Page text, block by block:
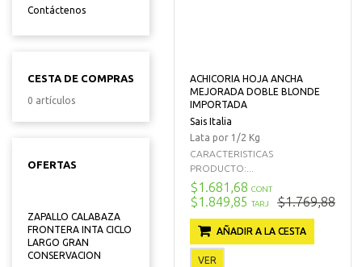
Contáctenos
CESTA DE COMPRAS
0 artículos
OFERTAS
ZAPALLO CALABAZA
FRONTERA INTA CICLO
LARGO GRAN
CONSERVACION
ACHICORIA HOJA ANCHA
MEJORADA DOBLE BLONDE
IMPORTADA
Sais Italia
Lata por 1/2 Kg
CARACTERISTICAS
PRODUCTO:...
$1.681,68 CONT
$1.849,85 TARJ $1.769,88
AÑADIR A LA CESTA
VER